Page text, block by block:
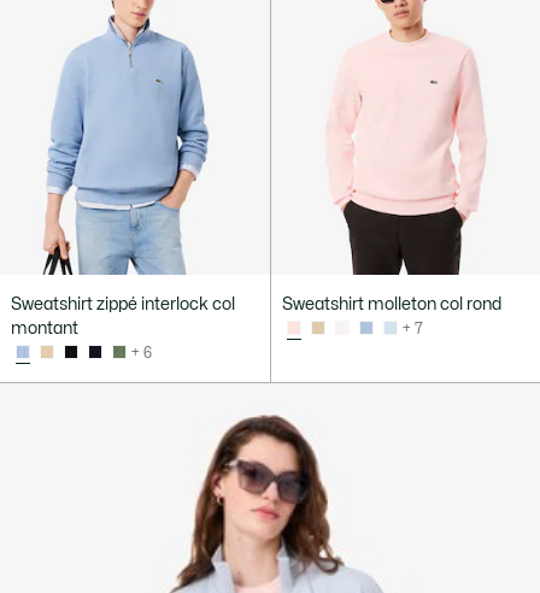
Sweatshirt zippé interlock col
montant
+ 6
Sweatshirt molleton col rond
+ 7